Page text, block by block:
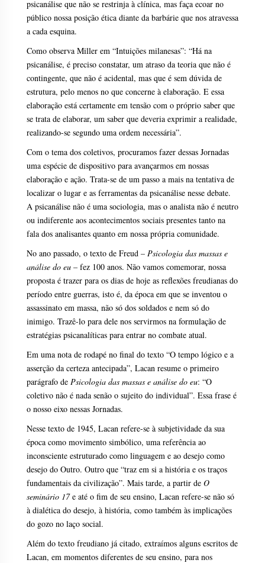
psicanálise que não se restrinja à clínica, mas faça ecoar no
público nossa posição ética diante da barbárie que nos atravessa
a cada esquina.
Como observa Miller em “Intuições milanesas”: “Há na
psicanálise, é preciso constatar, um atraso da teoria que não é
contingente, que não é acidental, mas que é sem dúvida de
estrutura, pelo menos no que concerne à elaboração. E essa
elaboração está certamente em tensão com o próprio saber que
se trata de elaborar, um saber que deveria exprimir a realidade,
realizando-se segundo uma ordem necessária”.
Com o tema dos coletivos, procuramos fazer dessas Jornadas
uma espécie de dispositivo para avançarmos em nossas
elaboração e ação. Trata-se de um passo a mais na tentativa de
localizar o lugar e as ferramentas da psicanálise nesse debate.
A psicanálise não é uma sociologia, mas o analista não é neutro
ou indiferente aos acontecimentos sociais presentes tanto na
fala dos analisantes quanto em nossa própria comunidade.
No ano passado, o texto de Freud – Psicologia das massas e
análise do eu – fez 100 anos. Não vamos comemorar, nossa
proposta é trazer para os dias de hoje as reflexões freudianas do
período entre guerras, isto é, da época em que se inventou o
assassinato em massa, não só dos soldados e nem só do
inimigo. Trazê-lo para dele nos servirmos na formulação de
estratégias psicanalíticas para entrar no combate atual.
Em uma nota de rodapé no final do texto “O tempo lógico e a
asserção da certeza antecipada”, Lacan resume o primeiro
parágrafo de Psicologia das massas e análise do eu: “O
coletivo não é nada senão o sujeito do individual”. Essa frase é
o nosso eixo nessas Jornadas.
Nesse texto de 1945, Lacan refere-se à subjetividade da sua
época como movimento simbólico, uma referência ao
inconsciente estruturado como linguagem e ao desejo como
desejo do Outro. Outro que “traz em si a história e os traços
fundamentais da civilização”. Mais tarde, a partir de O
seminário 17e até o fim de seu ensino, Lacan refere-se não só
à dialética do desejo, à história, como também às implicações
do gozo no laço social.
Além do texto freudiano já citado, extraímos alguns escritos de
Lacan, em momentos diferentes de seu ensino, para nos